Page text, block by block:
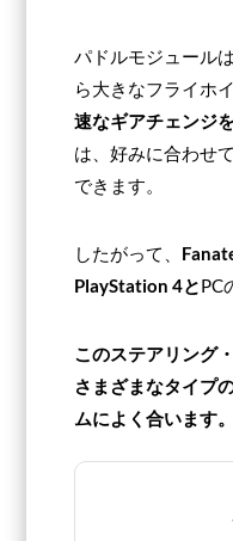
パドルモジュール
ら大きなフライホ
速なギアチェンジ
は、好みに合わせ
できます。
したがって、
PlayStation 4とPC
このステアリング
さまざまなタイプ
ムによく合います。